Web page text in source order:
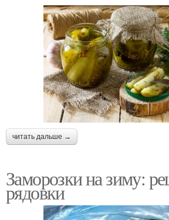
читать дальше →
Заморозки на зиму:
рядовки